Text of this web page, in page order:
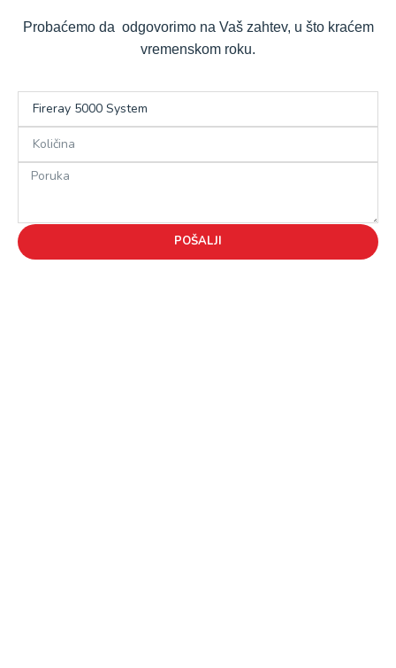
Probaćemo da odgovorimo na Vaš zahtev, u što kraćem
vremenskom roku.
POŠALJI